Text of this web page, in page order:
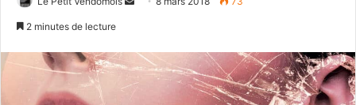
o
2 minutes de lecture